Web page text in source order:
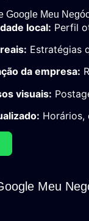
Google Meu
local: Perfil
Estratégias
da empresa:
visuais:
Horários,
Meu